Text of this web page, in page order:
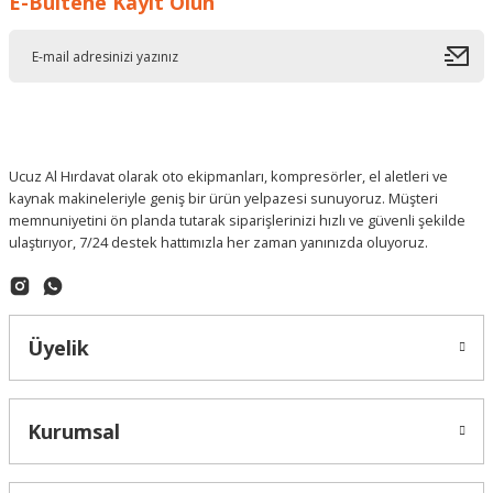
Deneyimini Paylaş
Ucuz Al Hırdavat olarak oto ekipmanları, kompresörler, el aletleri ve
kaynak makineleriyle geniş bir ürün yelpazesi sunuyoruz. Müşteri
memnuniyetini ön planda tutarak siparişlerinizi hızlı ve güvenli şekilde
ulaştırıyor, 7/24 destek hattımızla her zaman yanınızda oluyoruz.
Üyelik
Kurumsal